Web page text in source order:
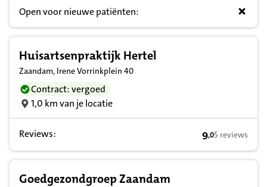
Open voor nieuwe patiënten:
Huisartsenpraktijk Hertel
Zaandam, Irene Vorrinkplein 40
Contract: vergoed
1,0 km van je locatie
Reviews: 9,0 op basis
9,05 reviews
Goedgezondgroep Zaandam